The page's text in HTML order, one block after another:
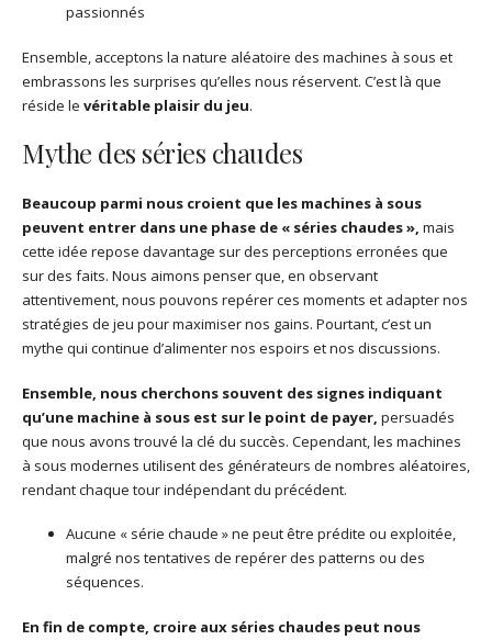
passionnés
Ensemble, acceptons la nature aléatoire des machines à sous et
embrassons les surprises qu’elles nous réservent. C’est là que
réside le véritable plaisir du jeu.
Mythe des séries chaudes
Beaucoup parmi nous croient que les machines à sous
peuvent entrer dans une phase de « séries chaudes », mais
cette idée repose davantage sur des perceptions erronées que
sur des faits. Nous aimons penser que, en observant
attentivement, nous pouvons repérer ces moments et adapter nos
stratégies de jeu pour maximiser nos gains. Pourtant, c’est un
mythe qui continue d’alimenter nos espoirs et nos discussions.
Ensemble, nous cherchons souvent des signes indiquant
qu’une machine à sous est sur le point de payer, persuadés
que nous avons trouvé la clé du succès. Cependant, les machines
à sous modernes utilisent des générateurs de nombres aléatoires,
rendant chaque tour indépendant du précédent.
Aucune « série chaude » ne peut être prédite ou exploitée,
malgré nos tentatives de repérer des patterns ou des
séquences.
En fin de compte, croire aux séries chaudes peut nous